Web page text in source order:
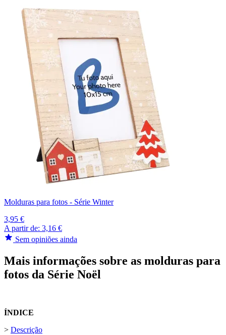
Molduras para fotos - Série Winter
3,95 €
A partir de: 3,16 €
Sem opiniões ainda
Mais informações sobre as molduras para
fotos da Série Noël
ÍNDICE
> Descrição